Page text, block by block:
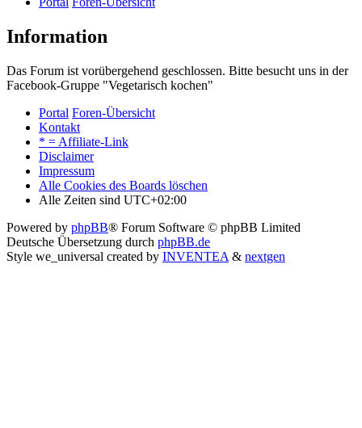
Information
Das Forum ist vorübergehend geschlossen. Bitte besucht uns in der
Facebook-Gruppe "Vegetarisch kochen"
Portal Foren-Übersicht
Kontakt
* = Affiliate-Link
Disclaimer
Impressum
Alle Cookies des Boards löschen
Alle Zeiten sind UTC+02:00
Powered by phpBB® Forum Software © phpBB Limited
Deutsche Übersetzung durch phpBB.de
Style we_universal created by INVENTEA & nextgen